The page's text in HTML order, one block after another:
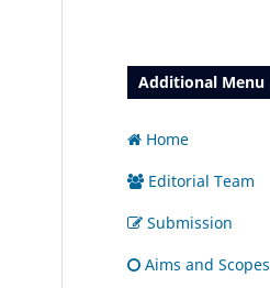
Additional Menu
Home
Editorial Team
Submission
Aims and Scopes